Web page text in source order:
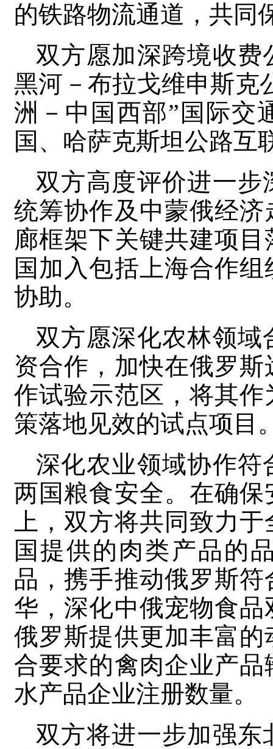
的铁路物流通道，共同
双方愿加深跨境收
黑河－布拉戈维申斯克
洲－中国西部”国际交
国、哈萨克斯坦公路互
双方高度评价进一
统筹协作及中蒙俄经
廊框架下关键共建项
国加入包括上海合作
协助。
双方愿深化农林领
资合作，加快在俄罗
作试验示范区，将其
策落地见效的试点项目
深化农业领域协作
两国粮食安全。在确
上，双方将共同致力
国提供的肉类产品的
品，携手推动俄罗斯
华，深化中俄宠物食
俄罗斯提供更加丰富
合要求的禽肉企业产
水产品企业注册数量。
双方将进一步加强